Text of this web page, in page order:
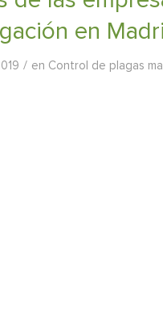
en
/ en Control de plagas